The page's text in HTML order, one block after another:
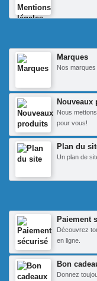
Marques
Nos
Nouveaux
Nous
pour vous!
Plan du
Un plan de
Paiement
Découvrez
en ligne.
Bon
Donnez